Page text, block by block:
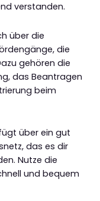
verstanden.
über die
die
gehören die
das Beantragen
beim
über ein gut
das es dir
Nutze die
und bequem